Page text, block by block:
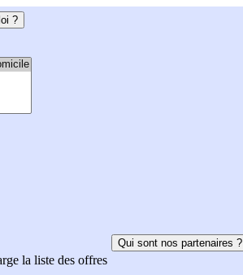
?
la liste des offres
Qui sont nos partenaires ?